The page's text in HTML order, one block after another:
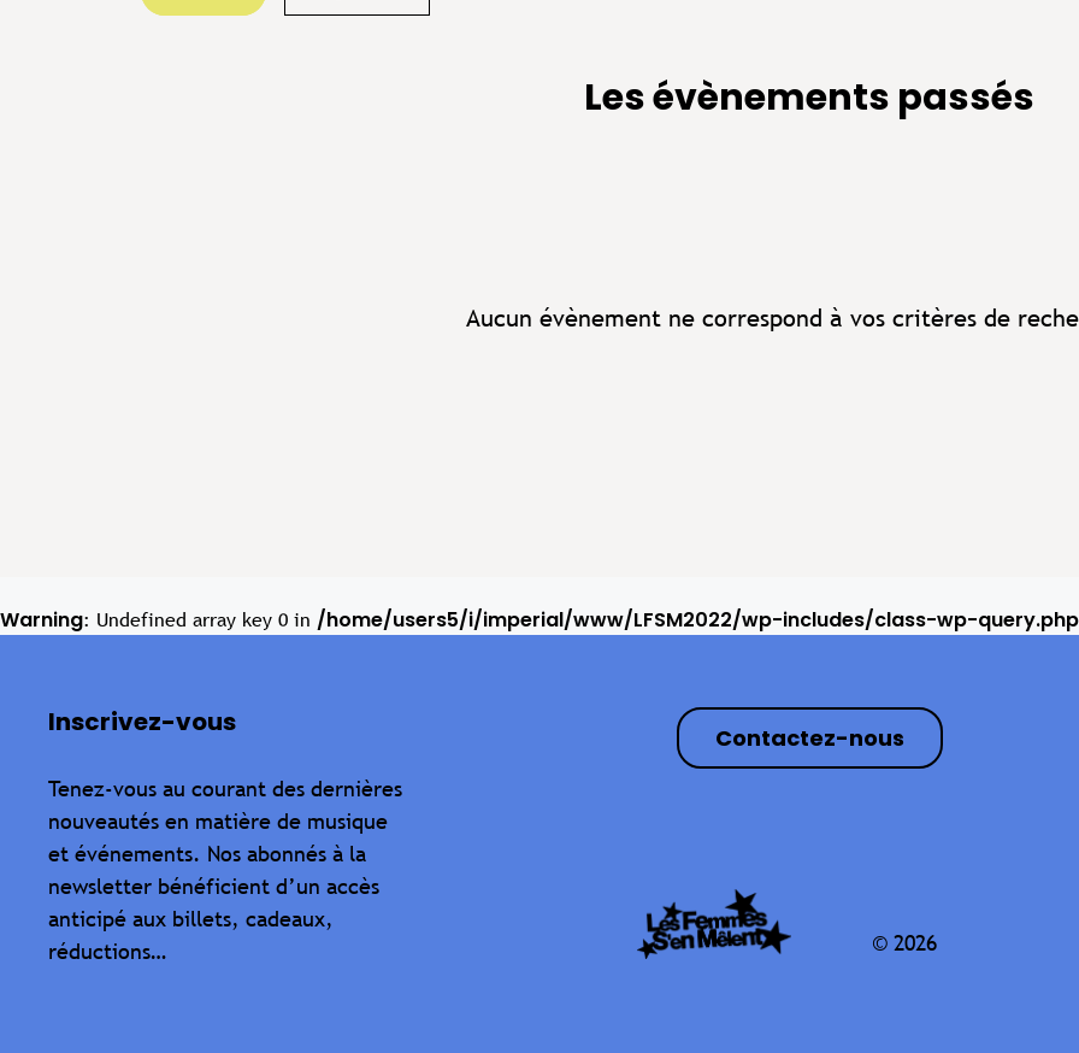
Les évènements passés
Aucun évènement ne correspond à vos critères de
Warning: Undefined array key 0 in /home/users5/i/imperial/www/LFSM2022/wp-includes/class-wp-query.php
Inscrivez-vous
Tenez-vous au courant des dernières
nouveautés en matière de musique
et événements. Nos abonnés à la
newsletter bénéficient d’un accès
anticipé aux billets, cadeaux,
réductions…
Contactez-nous
© 2026